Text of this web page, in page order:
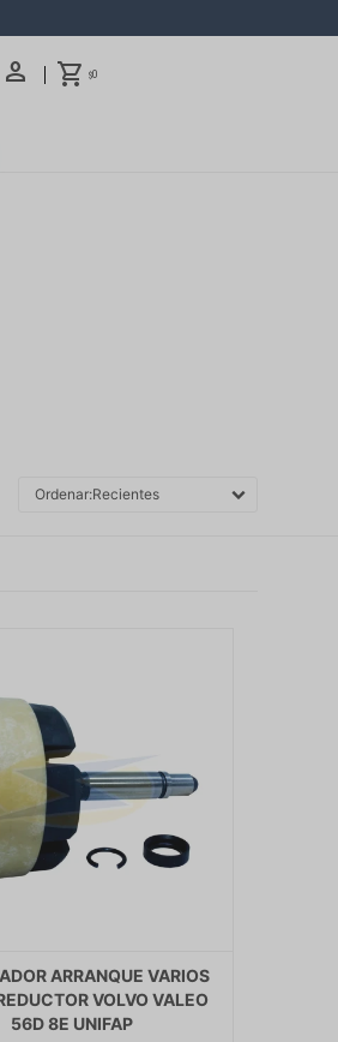
$0
Recientes
ARRANQUE VARIOS
VOLVO VALEO
56D 8E UNIFAP